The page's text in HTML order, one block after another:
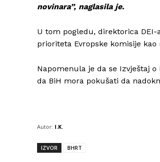
novinara”, naglasila je.
U tom pogledu, direktorica
prioriteta Evropske komisije
Napomenula je da se Izvještaj
da BiH mora pokušati da
Autor: I.K.
IZVOR BHRT